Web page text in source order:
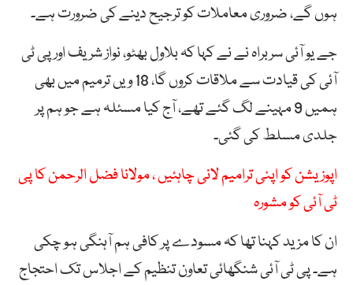
ہوں گے، ضروری معاملات کو ترجیح دینے کی ضرورت ہے۔
جے یو آئی سربراہ نے نے کہا کہ بلاول بھٹو، نواز شریف اور پی ٹی
آئی کی قیادت سے ملاقات کروں گا، 18 ویں ترمیم میں بھی
ہمیں 9 مہینے لگ گئے تھے، آج کیا مسئلہ ہے جو ہم پر
جلدی مسلط کی گئی۔
اپوزیشن کو اپنی ترامیم لانی چاہئیں ، مولانا فضل الرحمن کا پی
ٹی آئی کو مشورہ
ان کا مزید کہنا تھا کہ مسودے پر کافی ہم آہنگی ہو چکی
ہے۔ پی ٹی آئی شنگھائی تعاون تنظیم کے اجلاس تک احتجاج